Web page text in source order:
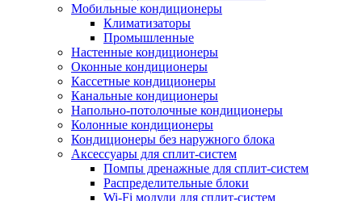
Мобильные кондиционеры
Климатизаторы
Промышленные
Настенные кондиционеры
Оконные кондиционеры
Кассетные кондиционеры
Канальные кондиционеры
Напольно-потолочные кондиционеры
Колонные кондиционеры
Кондиционеры без наружного блока
Аксессуары для сплит-систем
Помпы дренажные для сплит-систем
Распределительные блоки
Wi-Fi модули для сплит-систем